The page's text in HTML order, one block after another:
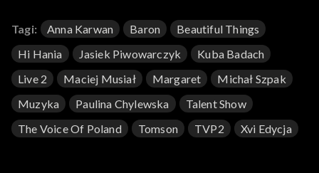
jego pierwszego albumu „Fireworks & Rollerblades” z 2024
roku, który osiągnął szczyty list w 19 krajach. Piwowarczyk
swoją wersję przeboju zaprezentował 15 listopada 2025 roku
na antenie TVP2.
Tagi: Anna Karwan Baron
Beautiful Things
Hi Hania
Jasiek Piwowarczyk
Kuba Badach
Live 2
Maciej Musiał Margaret
Michał Szpak
Muzyka
Paulina Chylewska
Talent Show
The Voice Of Poland
Tomson TVP2 Xvi Edycja